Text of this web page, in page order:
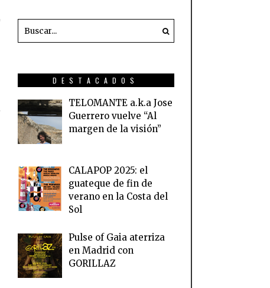
DESTACADOS
TELOMANTE a.k.a Jose
Guerrero vuelve “Al
margen de la visión”
CALAPOP 2025: el
guateque de fin de
verano en la Costa del
Sol
Pulse of Gaia aterriza
en Madrid con
GORILLAZ